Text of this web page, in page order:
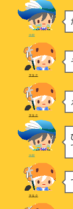
水樹
ヲタク
ヲタク
水樹
ヲタク